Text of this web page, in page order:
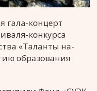
гала-концерт
конкурса
«Таланты на-
образования